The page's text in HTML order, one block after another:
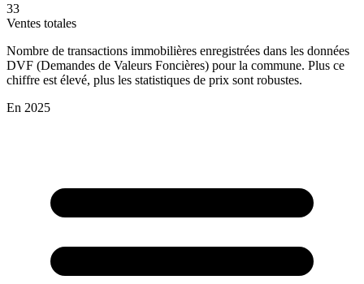
33
Ventes totales
Nombre de transactions immobilières enregistrées dans les données
DVF (Demandes de Valeurs Foncières) pour la commune. Plus ce
chiffre est élevé, plus les statistiques de prix sont robustes.
En 2025